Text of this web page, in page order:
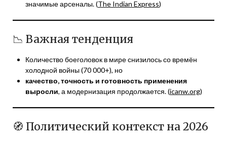
значимые арсеналы. (The Indian Express)
📉 Важная тенденция
Количество боеголовок в мире снизилось со времён
холодной войны (70 000+), но
качество, точность и готовность применения
выросли, а модернизация продолжается. (icanw.org)
🧭 Политический контекст на 2026